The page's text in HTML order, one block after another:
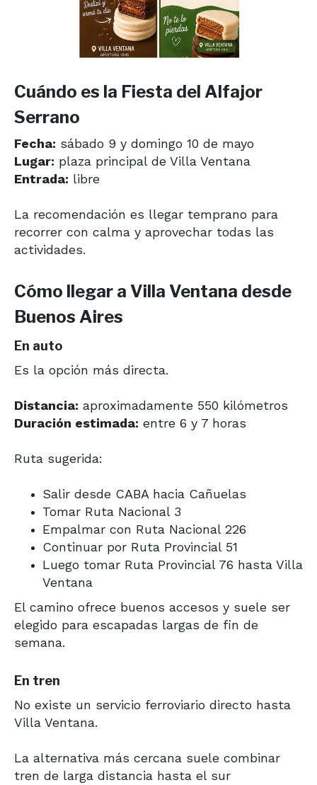
Cuándo es la Fiesta del Alfajor
Serrano
Fecha: sábado 9 y domingo 10 de mayo
Lugar: plaza principal de Villa Ventana
Entrada: libre
La recomendación es llegar temprano para
recorrer con calma y aprovechar todas las
actividades.
Cómo llegar a Villa Ventana desde
Buenos Aires
En auto
Es la opción más directa.
Distancia: aproximadamente 550 kilómetros
Duración estimada: entre 6 y 7 horas
Ruta sugerida:
Salir desde CABA hacia Cañuelas
Tomar Ruta Nacional 3
Empalmar con Ruta Nacional 226
Continuar por Ruta Provincial 51
Luego tomar Ruta Provincial 76 hasta Villa
Ventana
El camino ofrece buenos accesos y suele ser
elegido para escapadas largas de fin de
semana.
En tren
No existe un servicio ferroviario directo hasta
Villa Ventana.
La alternativa más cercana suele combinar
tren de larga distancia hasta el sur